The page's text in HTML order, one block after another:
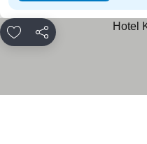
مشاركة